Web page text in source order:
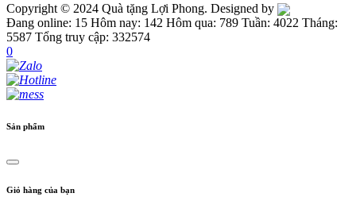
Copyright © 2024 Quà tặng Lợi Phong. Designed by
Đang online: 15 Hôm nay: 142 Hôm qua: 789 Tuần: 4022 Tháng:
5587 Tổng truy cập: 332574
0
Sản phẩm
Giỏ hàng của bạn